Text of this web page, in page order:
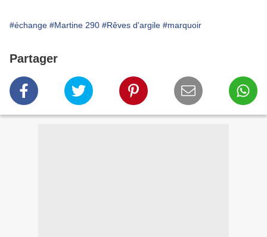
#échange #Martine 290 #Rêves d'argile #marquoir
Partager